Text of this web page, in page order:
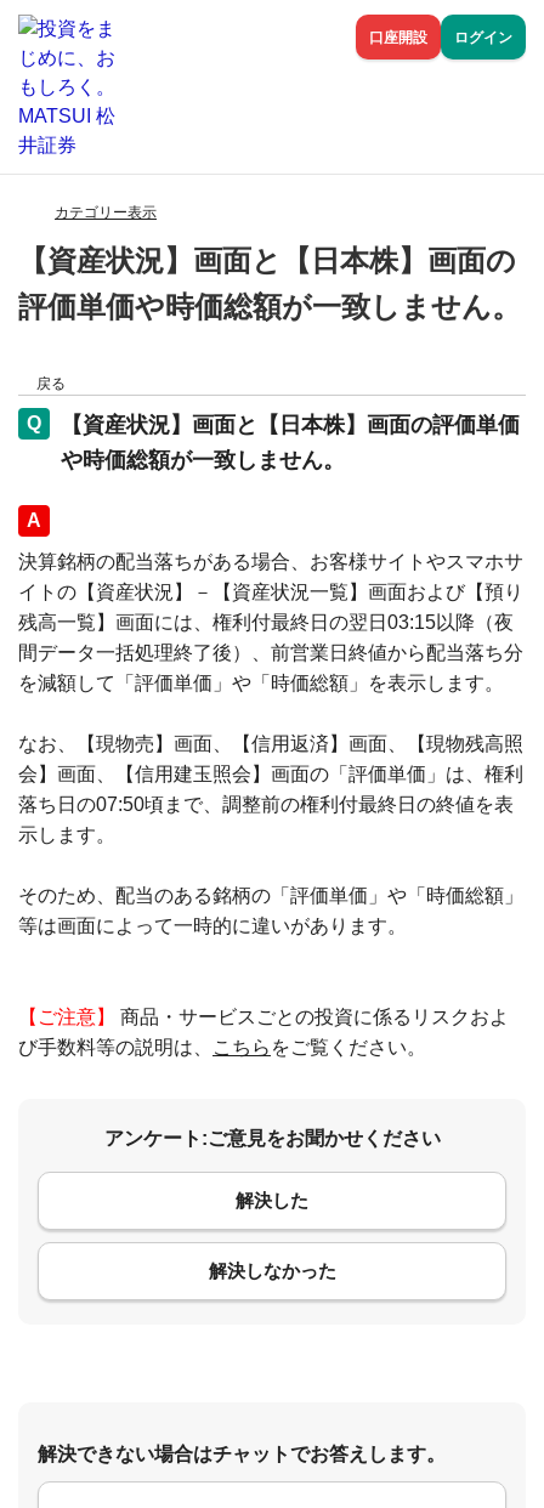
口座開設 ログイン
カテゴリー表示
【資産状況】画面と【日本株】画面の
評価単価や時価総額が一致しません。
戻る
【資産状況】画面と【日本株】画面の評価単価
や時価総額が一致しません。
回答
決算銘柄の配当落ちがある場合、お客様サイトやスマホサ
イトの【資産状況】－【資産状況一覧】画面および【預り
残高一覧】画面には、権利付最終日の翌日03:15以降（夜
間データ一括処理終了後）、前営業日終値から配当落ち分
を減額して「評価単価」や「時価総額」を表示します。
なお、【現物売】画面、【信用返済】画面、【現物残高照
会】画面、【信用建玉照会】画面の「評価単価」は、権利
落ち日の07:50頃まで、調整前の権利付最終日の終値を表
示します。
そのため、配当のある銘柄の「評価単価」や「時価総額」
等は画面によって一時的に違いがあります。
【ご注意】
商品・サービスごとの投資に係るリスクおよ
び手数料等の説明は、
こちら をご覧ください。
アンケート:ご意見をお聞かせください
解決した
解決しなかった
コメント
解決できない場合はチャットでお答えします。